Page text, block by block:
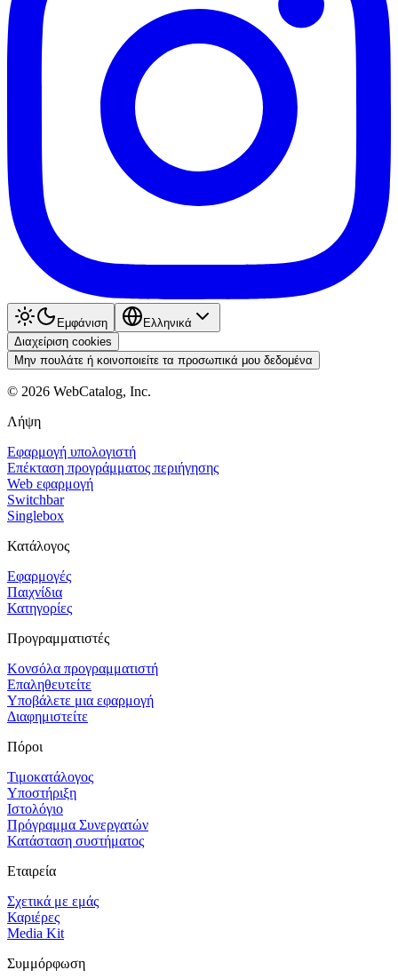
Εμφάνιση
Ελληνικά
Διαχείριση cookies
Μην πουλάτε ή κοινοποιείτε τα προσωπικά μου δεδομένα
© 2026 WebCatalog, Inc.
Λήψη
Εφαρμογή υπολογιστή
Επέκταση προγράμματος περιήγησης
Web εφαρμογή
Switchbar
Singlebox
Κατάλογος
Εφαρμογές
Παιχνίδια
Κατηγορίες
Προγραμματιστές
Κονσόλα προγραμματιστή
Επαληθευτείτε
Υποβάλετε μια εφαρμογή
Διαφημιστείτε
Πόροι
Τιμοκατάλογος
Υποστήριξη
Ιστολόγιο
Πρόγραμμα Συνεργατών
Κατάσταση συστήματος
Εταιρεία
Σχετικά με εμάς
Καριέρες
Media Kit
Συμμόρφωση